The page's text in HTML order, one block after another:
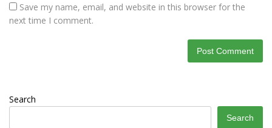
Save my name, email, and website in this browser for the
next time I comment.
Search
Search